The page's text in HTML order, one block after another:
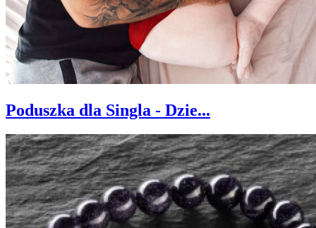
Poduszka dla Singla - Dzie...